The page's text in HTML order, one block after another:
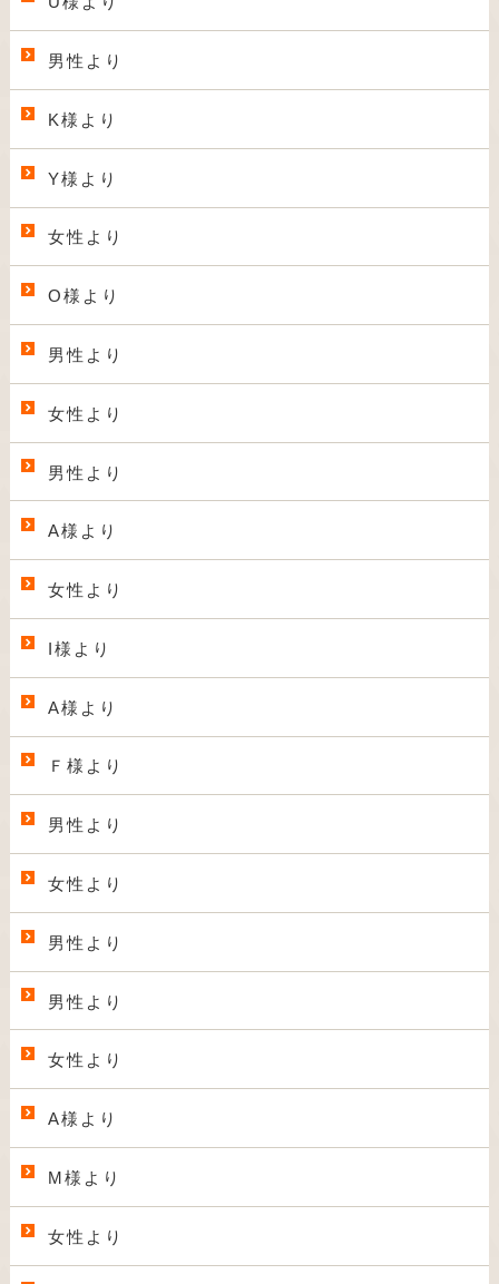
男性より
K様より
Y様より
女性より
O様より
男性より
女性より
男性より
A様より
女性より
I様より
A様より
Ｆ様より
男性より
女性より
男性より
男性より
女性より
A様より
M様より
女性より